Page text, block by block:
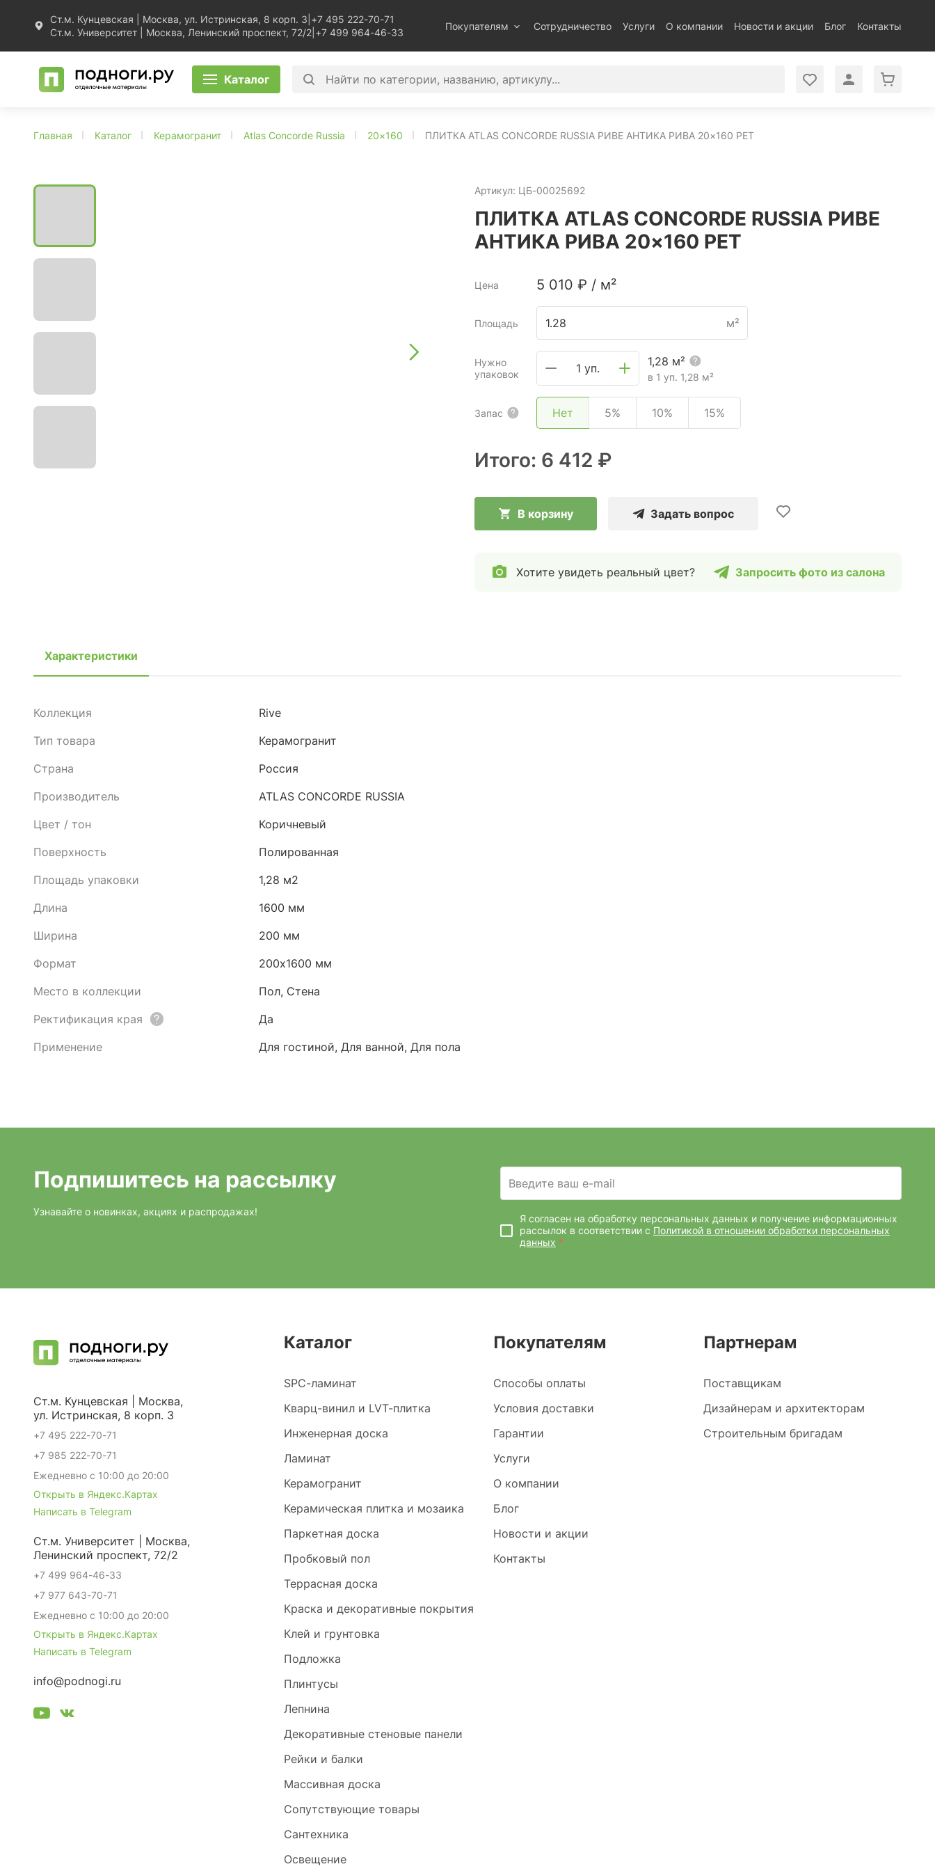
Ст.м. Кунцевская | Москва, ул. Истринская, 8 корп. 3 +7 495 222-70-71
Ст.м. Университет | Москва, Ленинский проспект, 72/2 +7 499 964-46-33
Покупателям Сотрудничество Услуги О компании Новости и акции Блог Контакты
Каталог
Главная Каталог Керамогранит Atlas Concorde Russia 20×160 ПЛИТКА ATLAS CONCORDE RUSSIA РИВЕ АНТИКА РИВА 20×160 РЕТ
Артикул: ЦБ-00025692
ПЛИТКА ATLAS CONCORDE RUSSIA РИВЕ
АНТИКА РИВА 20×160 РЕТ
Цена 5 010 ₽ / м²
Площадь м²
Нужно
упаковок
1 уп.
1,28 м²
в 1 уп. 1,28 м²
Запас Нет 5% 10% 15%
Итого: 6 412 ₽
В корзину Задать вопрос
Хотите увидеть реальный цвет? Запросить фото из салона
Характеристики
Коллекция
Rive
Тип товара
Керамогранит
Страна
Россия
Производитель
ATLAS CONCORDE RUSSIA
Цвет / тон
Коричневый
Поверхность
Полированная
Площадь упаковки
1,28 м2
Длина
1600 мм
Ширина
200 мм
Формат
200х1600 мм
Место в коллекции
Пол, Стена
Ректификация края
Да
Применение
Для гостиной, Для ванной, Для пола
Подпишитесь на рассылку
Узнавайте о новинках, акциях и распродажах!
Введите ваш e-mail
Я согласен на обработку персональных данных и получение информационных
рассылок в соответствии с Политикой в отношении обработки персональных
данных *
Каталог
SPC-ламинат
Кварц-винил и LVT-плитка
Инженерная доска
Ламинат
Керамогранит
Керамическая плитка и мозаика
Паркетная доска
Пробковый пол
Террасная доска
Краска и декоративные покрытия
Клей и грунтовка
Подложка
Плинтусы
Лепнина
Декоративные стеновые панели
Рейки и балки
Массивная доска
Сопутствующие товары
Сантехника
Освещение
Покупателям
Способы оплаты
Условия доставки
Гарантии
Услуги
О компании
Блог
Новости и акции
Контакты
Партнерам
Поставщикам
Дизайнерам и архитекторам
Строительным бригадам
Ст.м. Кунцевская | Москва,
ул. Истринская, 8 корп. 3
+7 495 222-70-71
+7 985 222-70-71
Ежедневно с 10:00 до 20:00
Открыть в Яндекс.Картах
Написать в Telegram
Ст.м. Университет | Москва,
Ленинский проспект, 72/2
+7 499 964-46-33
+7 977 643-70-71
Ежедневно с 10:00 до 20:00
Открыть в Яндекс.Картах
Написать в Telegram
info@podnogi.ru